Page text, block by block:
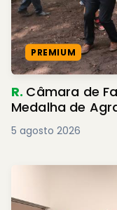
PREMIUM
R. Câmara de
Medalha de
5 agosto 2026